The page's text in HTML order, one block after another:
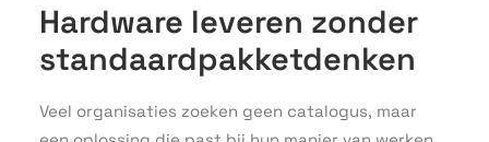
Hardware leveren zonder
standaardpakketdenken
Veel organisaties zoeken geen catalogus, maar